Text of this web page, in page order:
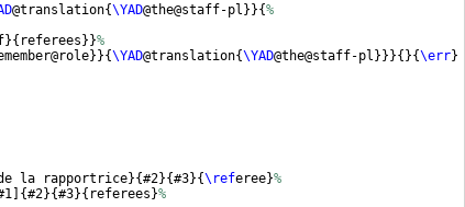
@translation{\YAD@the@staff-pl }}{%
}{ referees }}%
}}{\YAD@translation{\YAD@the@staff-pl }}}{ }{\err}
la rapportrice}{#2}{#3}{\referee}%
{#2}{#3}{ referees }%